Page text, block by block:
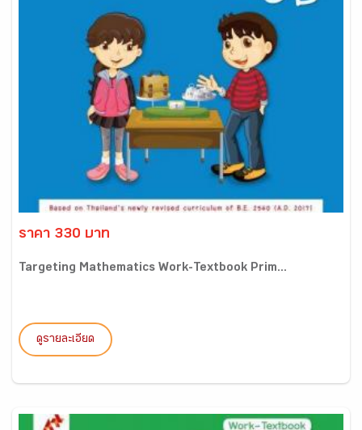
ราคา 330 บาท
Targeting Mathematics Work-Textbook Prim...
ดูรายละเอียด